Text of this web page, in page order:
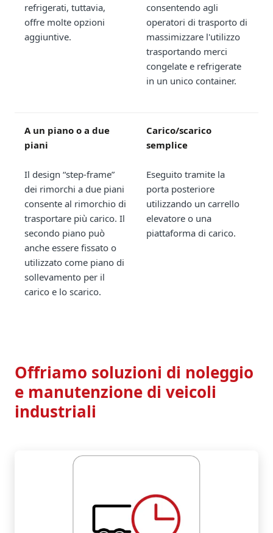
refrigerati, tuttavia,
offre molte opzioni
aggiuntive.
consentendo agli
operatori di trasporto di
massimizzare l'utilizzo
trasportando merci
congelate e refrigerate
in un unico container.
A un piano o a due
piani
Il design “step-frame”
dei rimorchi a due piani
consente al rimorchio di
trasportare più carico. Il
secondo piano può
anche essere fissato o
utilizzato come piano di
sollevamento per il
carico e lo scarico.
Carico/scarico
semplice
Eseguito tramite la
porta posteriore
utilizzando un carrello
elevatore o una
piattaforma di carico.
Offriamo soluzioni di noleggio
e manutenzione di veicoli
industriali